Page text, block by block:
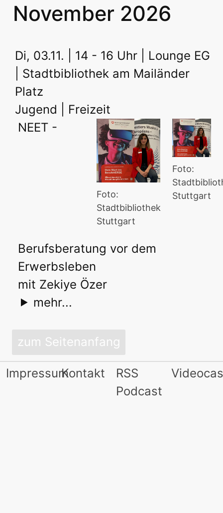
November 2026
Di, 03.11. | 14 - 16 Uhr | Lounge EG
| Stadtbibliothek am Mailänder
Platz
Jugend | Freizeit
Foto:
Stuttgart
Foto:
Stadtbibliothek
Stuttgart
NEET -
Berufsberatung vor dem
Erwerbsleben
mit Zekiye Özer
mehr...
zum Seitenanfang
ImpressumKontakt
RSS
Podcast